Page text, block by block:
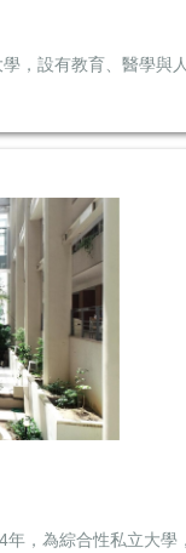
，設有教育、醫學與
，為綜合性私立大學